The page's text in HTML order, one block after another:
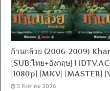
ก้านกล้วย (2006-2009)
[SUB:ไทย+อังกฤษ]
[1080p] [MKV] [MASTER]
5 สิงหาคม 2026